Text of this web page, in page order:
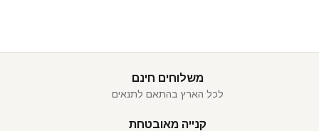
משלוחים חינם
לכל הארץ בהתאם לתנאים
קנייה מאובטחת